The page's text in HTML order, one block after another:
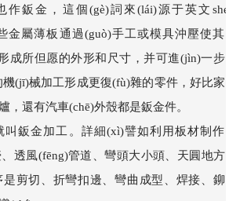
鈑金，這個(gè)詞來(lái)源于英文
金屬薄板通過(guò)手工或模具沖壓使其
成所但愿的外形和尺寸，并可進(jìn)一步
(jī)械加工形成更復(fù)雜的零件，好比家
，還有汽車(chē)外殼都是鈑金件。
鈑金加工。詳細(xì)譬如利用板材制作
透風(fēng)管道、彎頭大小頭、天圓地方
剪切、折彎扣邊、彎曲成型、焊接、鉚